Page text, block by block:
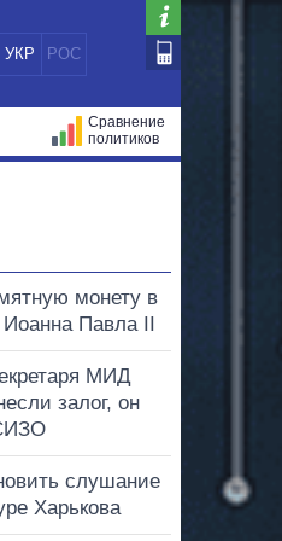
УКР РОС
Сравнение
политиков
монету в
Павла II
МИД
залог, он
слушание
Харькова